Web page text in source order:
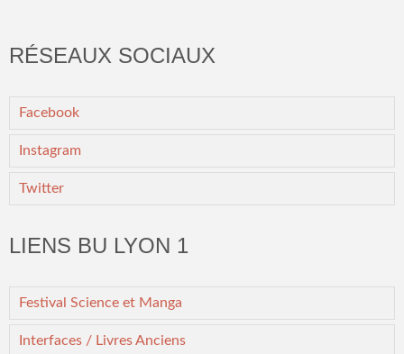
RÉSEAUX SOCIAUX
Facebook
Instagram
Twitter
LIENS BU LYON 1
Festival Science et Manga
Interfaces / Livres Anciens